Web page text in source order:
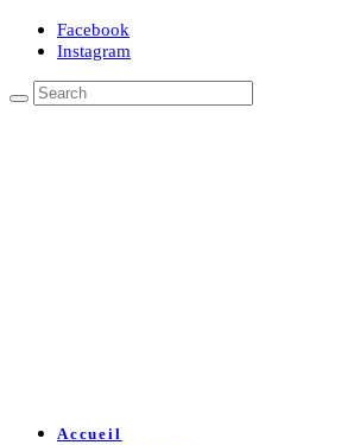
Facebook
Instagram
Accueil